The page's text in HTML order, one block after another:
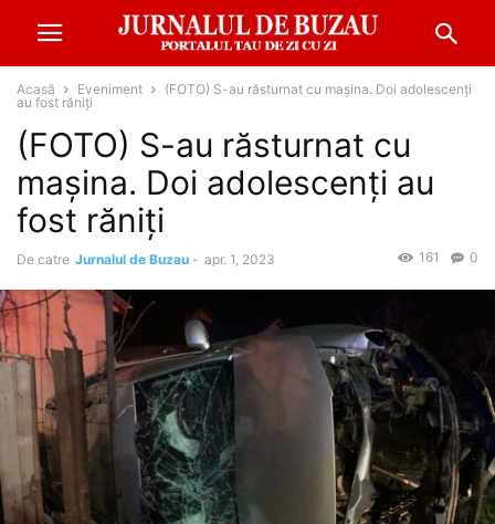
Acasă Eveniment
(FOTO) S-au răsturnat cu mașina. Doi adolescenți
au fost răniți
(FOTO) S-au răsturnat cu
mașina. Doi adolescenți au
fost răniți
De catre Jurnalul de Buzau - apr. 1, 2023 0
161